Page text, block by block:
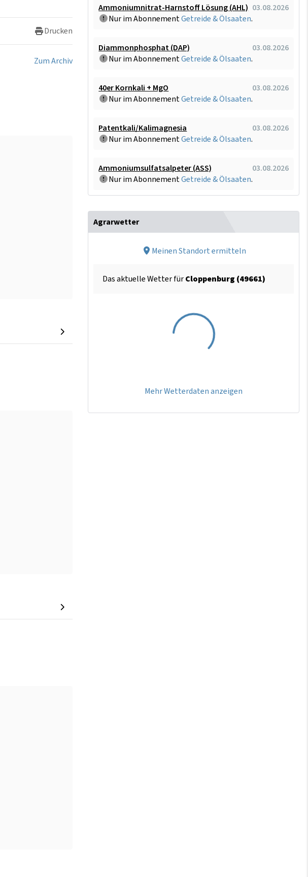
Drucken
Zum Archiv
Ammoniumnitrat-Harnstoff Lösung (AHL) 03.08.2026
Nur im AbonnementGetreide & Ölsaaten.
Diammonphosphat (DAP)
03.08.2026
Nur im AbonnementGetreide & Ölsaaten.
40er Kornkali + MgO
03.08.2026
Nur im AbonnementGetreide & Ölsaaten.
Patentkali/Kalimagnesia
03.08.2026
Nur im AbonnementGetreide & Ölsaaten.
Ammoniumsulfatsalpeter (ASS)
03.08.2026
Nur im AbonnementGetreide & Ölsaaten.
Agrarwetter
Meinen Standort ermitteln
Das aktuelle Wetter fürCloppenburg (49661)
Mehr Wetterdaten anzeigen